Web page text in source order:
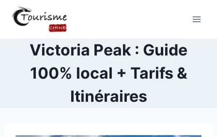
Victoria Peak : Guide
100% local + Tarifs &
Itinéraires